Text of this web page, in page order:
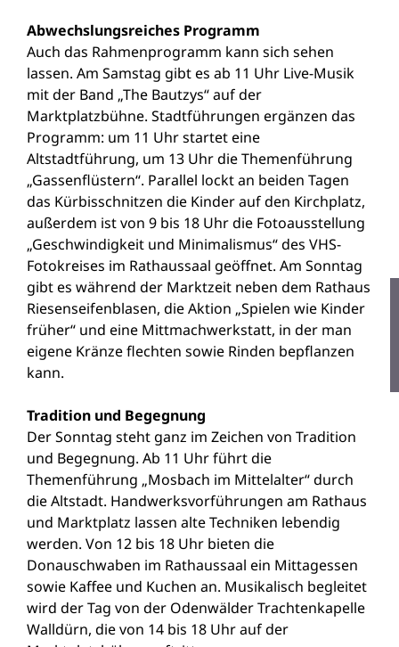
Abwechslungsreiches Programm
Auch das Rahmenprogramm kann sich sehen
lassen. Am Samstag gibt es ab 11 Uhr Live-Musik
mit der Band „The Bautzys“ auf der
Marktplatzbühne. Stadtführungen ergänzen das
Programm: um 11 Uhr startet eine
Altstadtführung, um 13 Uhr die Themenführung
„Gassenflüstern“. Parallel lockt an beiden Tagen
das Kürbisschnitzen die Kinder auf den Kirchplatz,
außerdem ist von 9 bis 18 Uhr die Fotoausstellung
„Geschwindigkeit und Minimalismus“ des VHS-
Fotokreises im Rathaussaal geöffnet. Am Sonntag
gibt es während der Marktzeit neben dem Rathaus
Riesenseifenblasen, die Aktion „Spielen wie Kinder
früher“ und eine Mittmachwerkstatt, in der man
eigene Kränze flechten sowie Rinden bepflanzen
kann.
Tradition und Begegnung
Der Sonntag steht ganz im Zeichen von Tradition
und Begegnung. Ab 11 Uhr führt die
Themenführung „Mosbach im Mittelalter“ durch
die Altstadt. Handwerksvorführungen am Rathaus
und Marktplatz lassen alte Techniken lebendig
werden. Von 12 bis 18 Uhr bieten die
Donauschwaben im Rathaussaal ein Mittagessen
sowie Kaffee und Kuchen an. Musikalisch begleitet
wird der Tag von der Odenwälder Trachtenkapelle
Walldürn, die von 14 bis 18 Uhr auf der